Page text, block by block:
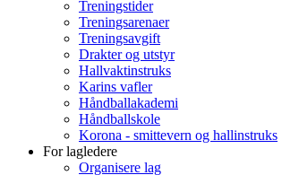
Treningstider
Treningsarenaer
Treningsavgift
Drakter og utstyr
Hallvaktinstruks
Karins vafler
Håndballakademi
Håndballskole
Korona - smittevern og hallinstruks
For lagledere
Organisere lag